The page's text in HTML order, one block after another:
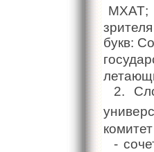
МХАТ;
букв:
2.
-